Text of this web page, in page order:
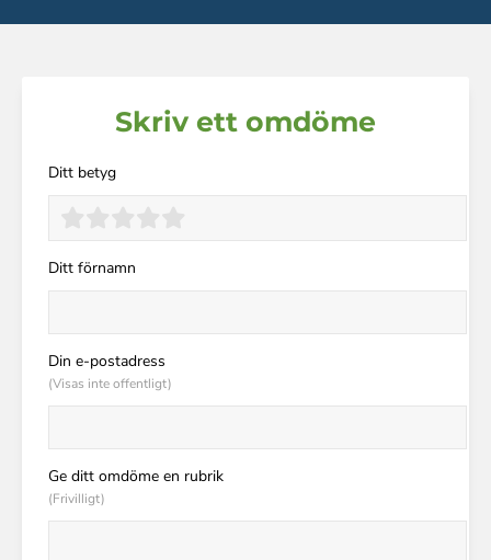
Skriv ett omdöme
Ditt betyg
Ditt förnamn
Din e-postadress
(Visas inte offentligt)
Ge ditt omdöme en rubrik
(Frivilligt)